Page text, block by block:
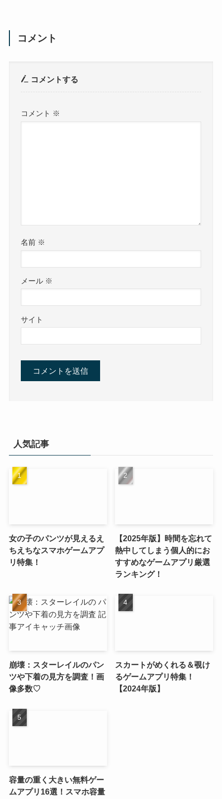
コメント
コメントする
コメント ※
名前 ※
メール ※
サイト
人気記事
女の子のパンツが見えるえ
ちえちなスマホゲームアプ
リ特集！
【2025年版】時間を忘れて
熱中してしまう個人的にお
すすめなゲームアプリ厳選
ランキング！
崩壊：スターレイルのパン
ツや下着の見方を調査！画
像多数♡
スカートがめくれる＆覗け
るゲームアプリ特集！
【2024年版】
容量の重く大きい無料ゲー
ムアプリ16選！スマホ容量